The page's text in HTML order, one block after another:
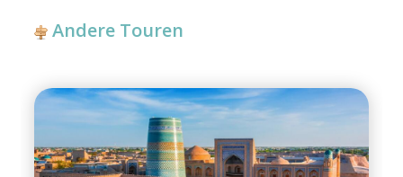
Andere Touren